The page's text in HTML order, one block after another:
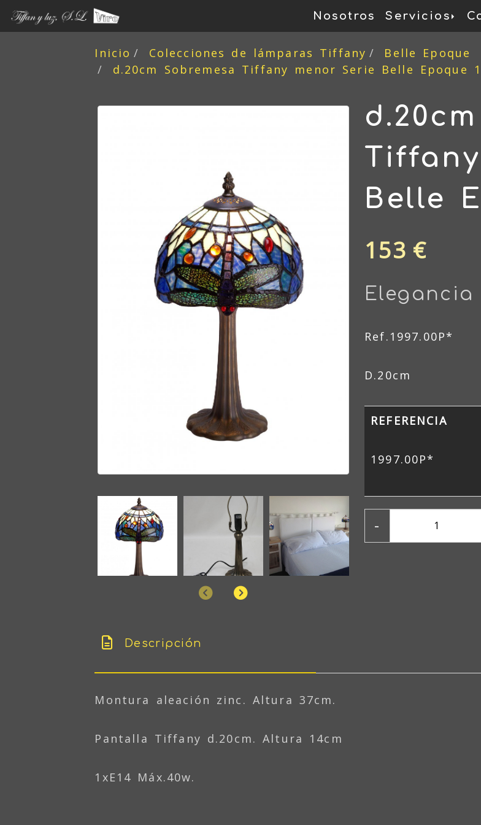
Nosotros Servicios
Inicio Colecciones de lámparas Tiffany
Belle Epoque
d.20cm Sobremesa Tiffany menor Serie Belle Epoque
AnteriorSiguiente
Belle
153 €
Ref.1997.00P*
D.20cm
REFERENCIA
1997.00P*
-
Descripción
Montura aleación zinc. Altura 37cm.
Pantalla Tiffany d.20cm. Altura 14cm
1xE14 Máx.40w.